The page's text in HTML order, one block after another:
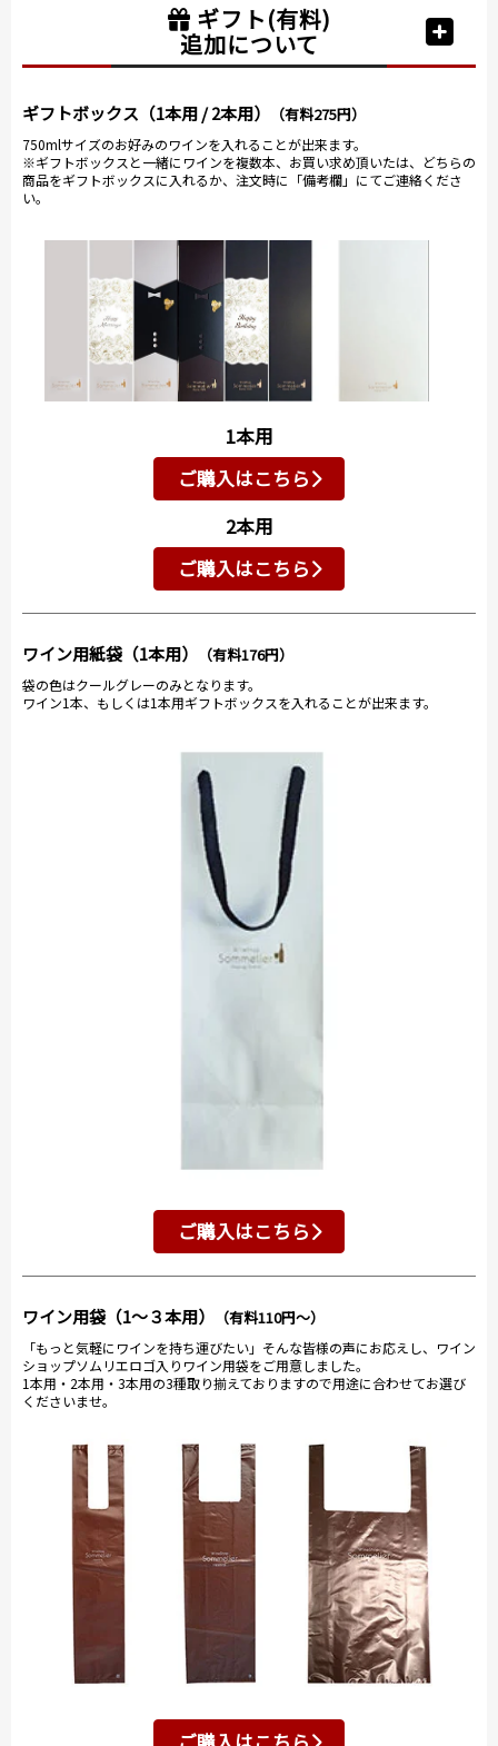
ギフト(有料)
追加について
ギフトボックス（1本用 / 2本用） （有料275円）
750mlサイズのお好みのワインを入れることが出来ます。
※ギフトボックスと一緒にワインを複数本、お買い求め頂いたは、どちらの
商品をギフトボックスに入れるか、注文時に「備考欄」にてご連絡くださ
い。
1本用
ご購入はこちら
2本用
ご購入はこちら
ワイン用紙袋（1本用） （有料176円）
袋の色はクールグレーのみとなります。
ワイン1本、もしくは1本用ギフトボックスを入れることが出来ます。
ご購入はこちら
ワイン用袋（1～３本用） （有料110円～）
「もっと気軽にワインを持ち運びたい」そんな皆様の声にお応えし、ワイン
ショップソムリエロゴ入りワイン用袋をご用意しました。
1本用・2本用・3本用の3種取り揃えておりますので用途に合わせてお選び
くださいませ。